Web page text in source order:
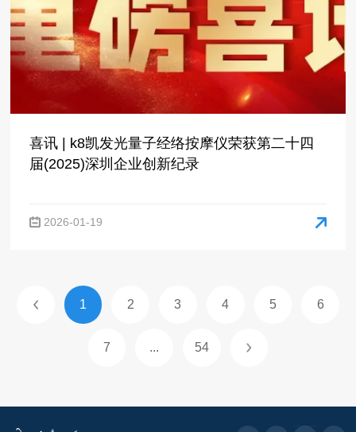
届(2025)深圳企业创新纪录
2026-01-19
1 2 3 4 5 6
7 ... 54